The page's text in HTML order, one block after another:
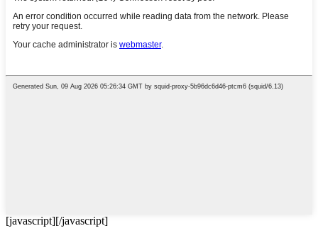
[javascript][/javascript]